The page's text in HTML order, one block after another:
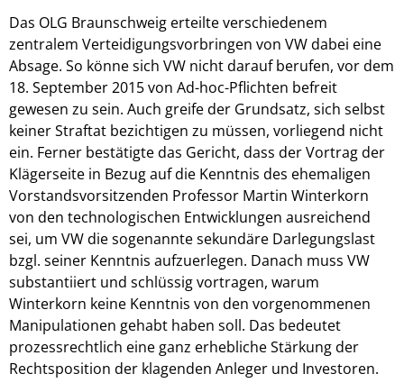
Das OLG Braunschweig erteilte verschiedenem
zentralem Verteidigungsvorbringen von VW dabei eine
Absage. So könne sich VW nicht darauf berufen, vor dem
18. September 2015 von Ad-hoc-Pflichten befreit
gewesen zu sein. Auch greife der Grundsatz, sich selbst
keiner Straftat bezichtigen zu müssen, vorliegend nicht
ein. Ferner bestätigte das Gericht, dass der Vortrag der
Klägerseite in Bezug auf die Kenntnis des ehemaligen
Vorstandsvorsitzenden Professor Martin Winterkorn
von den technologischen Entwicklungen ausreichend
sei, um VW die sogenannte sekundäre Darlegungslast
bzgl. seiner Kenntnis aufzuerlegen. Danach muss VW
substantiiert und schlüssig vortragen, warum
Winterkorn keine Kenntnis von den vorgenommenen
Manipulationen gehabt haben soll. Das bedeutet
prozessrechtlich eine ganz erhebliche Stärkung der
Rechtsposition der klagenden Anleger und Investoren.